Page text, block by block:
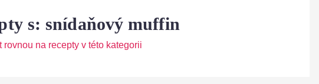
s: snídaňový muffin
rovnou na recepty v této kategorii